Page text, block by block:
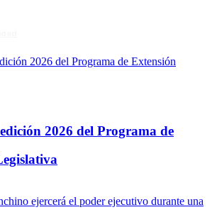
2026 del Programa de